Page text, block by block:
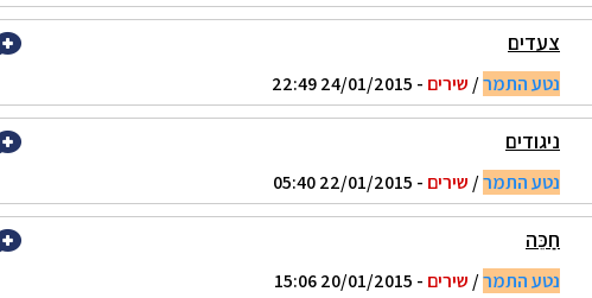
צעדים
נטע התמר/שירים - 24/01/2015 22:49
ניגודים
נטע התמר/שירים - 22/01/2015 05:40
חַכֵּה
נטע התמר/שירים - 20/01/2015 15:06